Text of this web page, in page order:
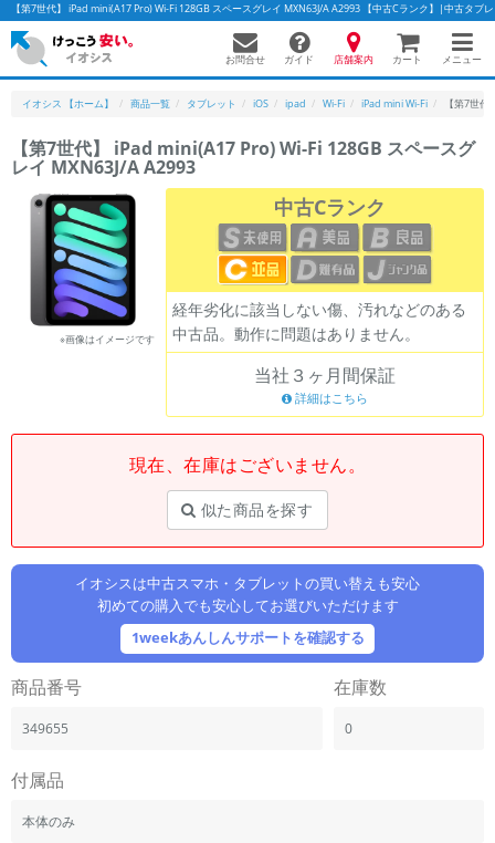
【第7世代】 iPad mini(A17 Pro) Wi-Fi 128GB スペースグレイ MXN63J/A A2993 【中古Cランク】|中古タブ
お問合せ ガイド 店舗案内 カート メニュー
イオシス 【ホーム】 商品一覧 タブレット iOS ipad Wi-Fi iPad mini Wi-Fi 【第7世
【第7世代】 iPad mini(A17 Pro) Wi-Fi 128GB スペースグ
レイ MXN63J/A A2993
※画像はイメージです
中古Cランク
経年劣化に該当しない傷、汚れなどのある
中古品。動作に問題はありません。
当社３ヶ月間保証
詳細はこちら
現在、在庫はございません。
似た商品を探す
イオシスは中古スマホ・タブレットの買い替えも安心
初めての購入でも安心してお選びいただけます
1weekあんしんサポートを確認する
商品番号
349655
在庫数
0
付属品
本体のみ
かんたんパソコン検索に切り替える
フリーワード
除外ワード
人気の検索ワード：Let's note EliteBookMacBook
「スマートフォン」「タブレット」など
製造、販売メーカーの絞り込み
「Apple」「SONY」「SHARP」など
商品の搭載機能による絞り込み
ドライブ
ドライブの絞り込み
ランク
商品状態の絞り込み